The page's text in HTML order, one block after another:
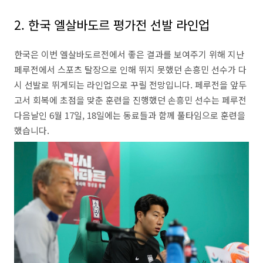
2. 한국 엘살바도르 평가전 선발 라인업
한국은 이번 엘살바도르전에서 좋은 결과를 보여주기 위해 지난
페루전에서 스포츠 탈장으로 인해 뛰지 못했던 손흥민 선수가 다
시 선발로 뛰게되는 라인업으로 꾸릴 전망입니다. 페루전을 앞두
고서 회복에 초점을 맞춘 훈련을 진행했던 손흥민 선수는 페루전
다음날인 6월 17일, 18일에는 동료들과 함께 풀타임으로 훈련을
했습니다.